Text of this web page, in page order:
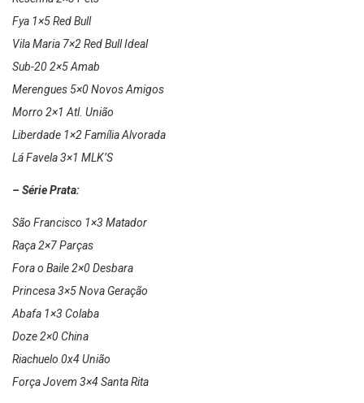
Resenha 2×3 Pets
Fya 1×5 Red Bull
Vila Maria 7×2 Red Bull Ideal
Sub-20 2×5 Amab
Merengues 5×0 Novos Amigos
Morro 2×1 Atl. União
Liberdade 1×2 Família Alvorada
Lá Favela 3×1 MLK’S
– Série Prata:
São Francisco 1×3 Matador
Raça 2×7 Parças
Fora o Baile 2×0 Desbara
Princesa 3×5 Nova Geração
Abafa 1×3 Colaba
Doze 2×0 China
Riachuelo 0x4 União
Força Jovem 3×4 Santa Rita